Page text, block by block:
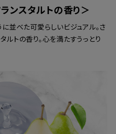
スタルトの香り＞
並べた可愛らしいビジュアル。さ
トの香り。心を満たすうっとり